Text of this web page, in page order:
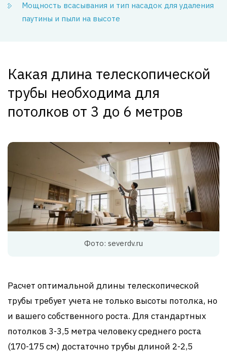
Мощность всасывания и тип насадок для удаления
паутины и пыли на высоте
Какая длина телескопической
трубы необходима для
потолков от 3 до 6 метров
Фото: severdv.ru
Расчет оптимальной длины телескопической
трубы требует учета не только высоты потолка, но
и вашего собственного роста. Для стандартных
потолков 3-3,5 метра человеку среднего роста
(170-175 см) достаточно трубы длиной 2-2,5